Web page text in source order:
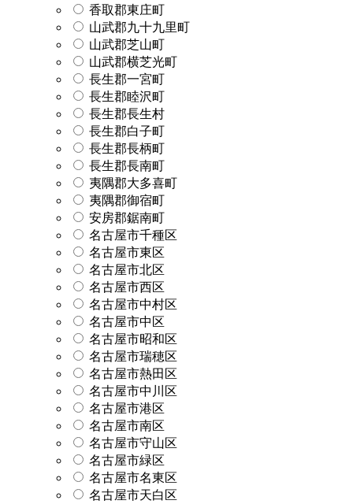
香取郡東庄町
山武郡九十九里町
山武郡芝山町
山武郡横芝光町
長生郡一宮町
長生郡睦沢町
長生郡長生村
長生郡白子町
長生郡長柄町
長生郡長南町
夷隅郡大多喜町
夷隅郡御宿町
安房郡鋸南町
名古屋市千種区
名古屋市東区
名古屋市北区
名古屋市西区
名古屋市中村区
名古屋市中区
名古屋市昭和区
名古屋市瑞穂区
名古屋市熱田区
名古屋市中川区
名古屋市港区
名古屋市南区
名古屋市守山区
名古屋市緑区
名古屋市名東区
名古屋市天白区